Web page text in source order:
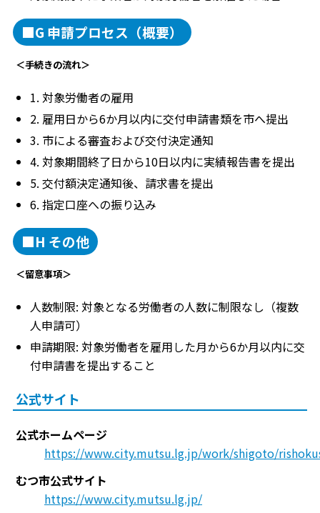
■G 申請プロセス（概要）
＜手続きの流れ＞
1. 対象労働者の雇用
2. 雇用日から6か月以内に交付申請書類を市へ提出
3. 市による審査および交付決定通知
4. 対象期間終了日から10日以内に実績報告書を提出
5. 交付額決定通知後、請求書を提出
6. 指定口座への振り込み
■H その他
＜留意事項＞
人数制限: 対象となる労働者の人数に制限なし（複数
人申請可）
申請期限: 対象労働者を雇用した月から6か月以内に交
付申請書を提出すること
公式サイト
公式ホームページ
https://www.city.mutsu.lg.jp/work/shigoto/
むつ市公式サイト
https://www.city.mutsu.lg.jp/